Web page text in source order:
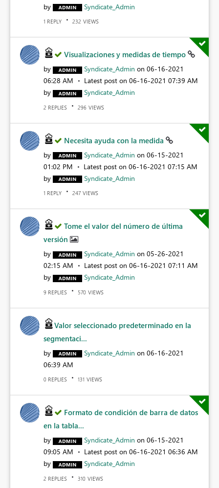
by
Syndicate_Admin
1 REPLY 232 VIEWS
Visualizaciones y medidas de tiempo
by Syndicate_Admin on ‎06-16-2021
06:28 AM
Latest post on ‎06-16-2021 07:39 AM
by
Syndicate_Admin
2 REPLIES 296 VIEWS
Necesita ayuda con la medida
by Syndicate_Admin on ‎06-15-2021
01:02 PM
Latest post on ‎06-16-2021 07:15 AM
by
Syndicate_Admin
1 REPLY 247 VIEWS
Tome el valor del número de última
versión
by Syndicate_Admin on ‎05-26-2021
02:15 AM
Latest post on ‎06-16-2021 07:11 AM
by
Syndicate_Admin
9 REPLIES 570 VIEWS
Valor seleccionado predeterminado en la
segmentaci...
by Syndicate_Admin on ‎06-16-2021
06:39 AM
0 REPLIES 131 VIEWS
Formato de condición de barra de datos
en la tabla...
by Syndicate_Admin on ‎06-15-2021
09:05 AM
Latest post on ‎06-16-2021 06:36 AM
by
Syndicate_Admin
2 REPLIES 310 VIEWS